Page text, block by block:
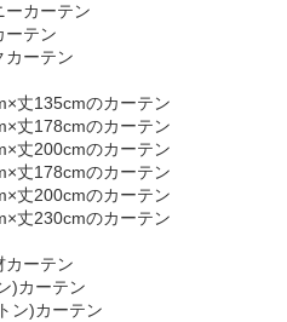
ーカーテン
ーテン
カーテン
丈135cmのカーテン
丈178cmのカーテン
丈200cmのカーテン
丈178cmのカーテン
丈200cmのカーテン
丈230cmのカーテン
カーテン
)カーテン
ン)カーテン